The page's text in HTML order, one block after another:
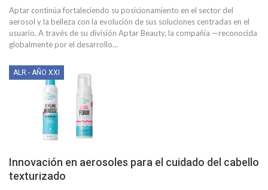
Aptar continúa fortaleciendo su posicionamiento en el sector del
aerosol y la belleza con la evolución de sus soluciones centradas en el
usuario. A través de su división Aptar Beauty, la compañía —reconocida
globalmente por el desarrollo…
ALR - AÑO XXI
Innovación en aerosoles para el cuidado del cabello
texturizado